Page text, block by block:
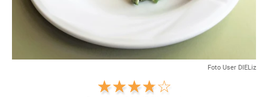
Foto User DIELiz